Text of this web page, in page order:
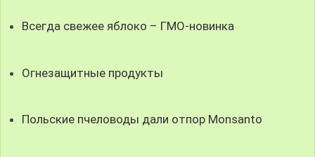
Всегда свежее яблоко – ГМО-новинка
Огнезащитные продукты
Польские пчеловоды дали отпор Monsanto